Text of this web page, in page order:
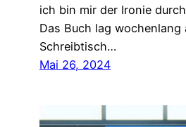
ich bin mir der Ironie
Das Buch lag wochenlang
Schreibtisch…
Mai 26, 2024